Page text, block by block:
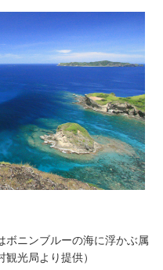
ボニンブルーの海に浮かぶ属
光局より提供）
メがのんびりお昼寝している
写真は東京都レンジャーより
周辺でダイビングをすると、
黄色のヒレが映えます。
。真夏のような風景ですが、
影（写真は東京都レンジャー
ない小笠原の夜空。夏は天の
村観光局より提供）
見送りの他、ホエールウォッ
観光局より提供）
影（写真は東京都レンジャー
ネ」に虹を添えて。2020年
より提供）
島。現在でも多くの戦跡が残
局より提供）
年7月5日撮影（写真は東京都
日撮影（写真は東京都レンジ
。泳いでいるとアオウミガメ
光局より提供）
影（写真は東京都レンジャー
港の周りにまとまっていま
）